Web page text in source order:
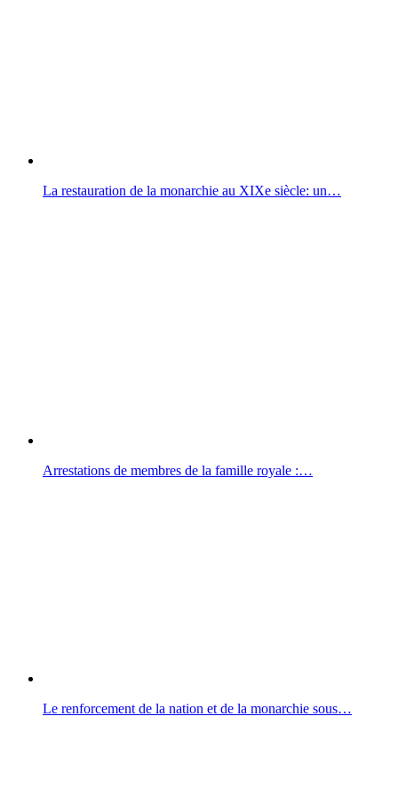
La restauration de la monarchie au XIXe siècle: un…
Arrestations de membres de la famille royale :…
Le renforcement de la nation et de la monarchie sous…